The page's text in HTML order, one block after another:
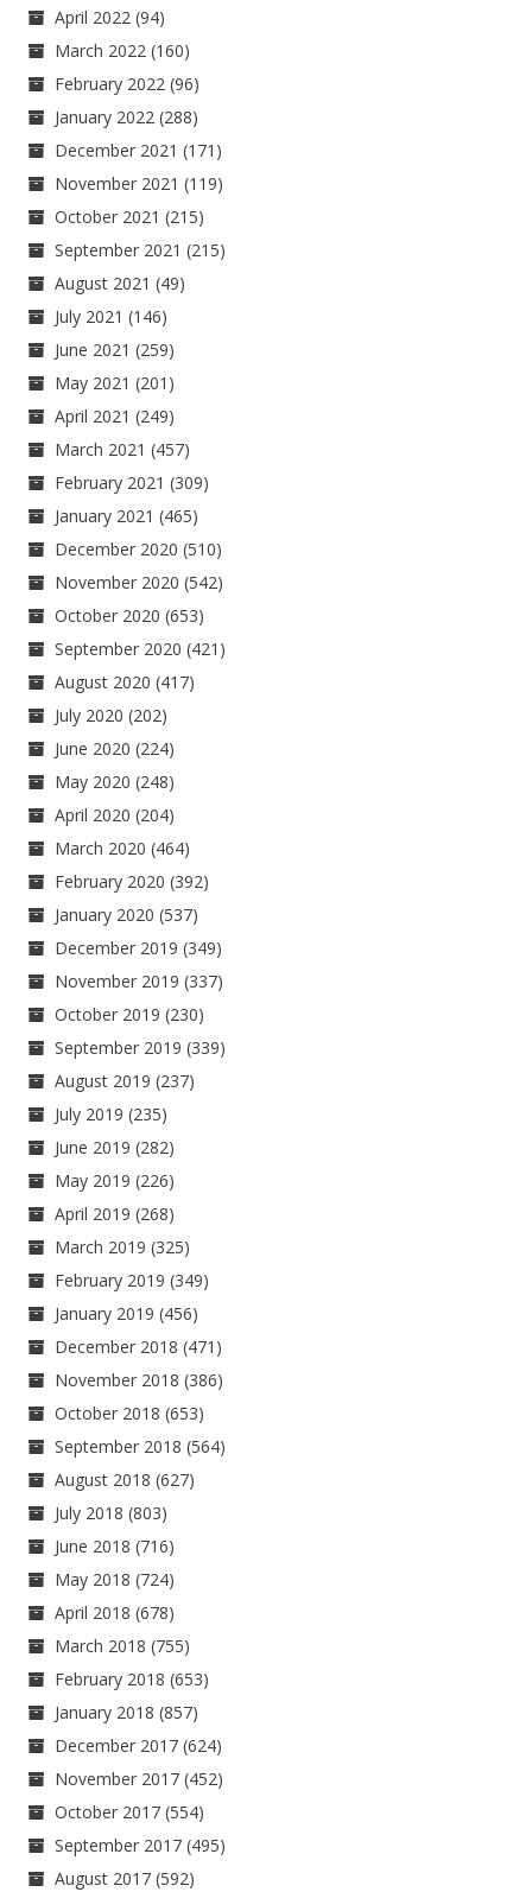
April 2022 (94)
March 2022 (160)
February 2022 (96)
January 2022 (288)
December 2021 (171)
November 2021 (119)
October 2021 (215)
September 2021 (215)
August 2021 (49)
July 2021 (146)
June 2021 (259)
May 2021 (201)
April 2021 (249)
March 2021 (457)
February 2021 (309)
January 2021 (465)
December 2020 (510)
November 2020 (542)
October 2020 (653)
September 2020 (421)
August 2020 (417)
July 2020 (202)
June 2020 (224)
May 2020 (248)
April 2020 (204)
March 2020 (464)
February 2020 (392)
January 2020 (537)
December 2019 (349)
November 2019 (337)
October 2019 (230)
September 2019 (339)
August 2019 (237)
July 2019 (235)
June 2019 (282)
May 2019 (226)
April 2019 (268)
March 2019 (325)
February 2019 (349)
January 2019 (456)
December 2018 (471)
November 2018 (386)
October 2018 (653)
September 2018 (564)
August 2018 (627)
July 2018 (803)
June 2018 (716)
May 2018 (724)
April 2018 (678)
March 2018 (755)
February 2018 (653)
January 2018 (857)
December 2017 (624)
November 2017 (452)
October 2017 (554)
September 2017 (495)
August 2017 (592)